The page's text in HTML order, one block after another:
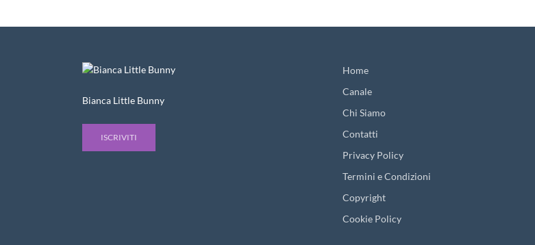
Bianca Little Bunny
ISCRIVITI
Home
Canale
Chi Siamo
Contatti
Privacy Policy
Termini e Condizioni
Copyright
Cookie Policy